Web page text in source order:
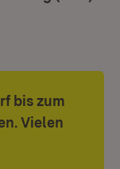
bis zum
Vielen